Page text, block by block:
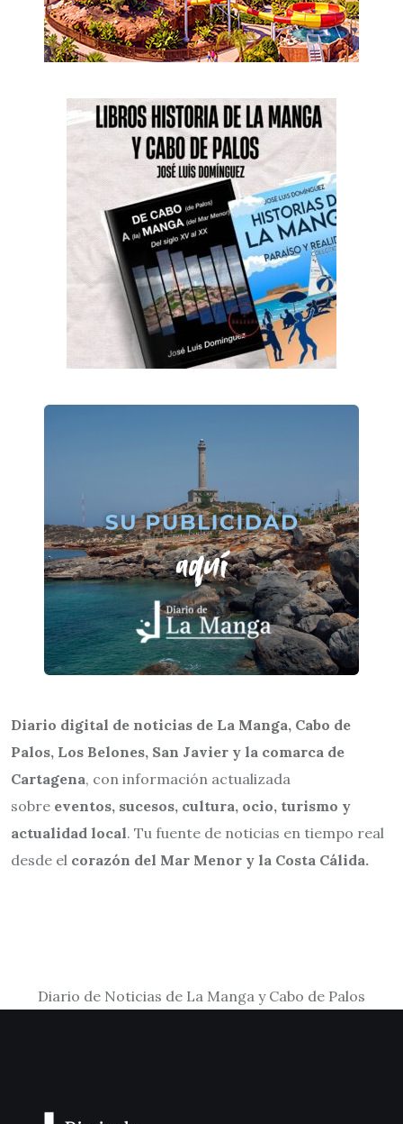
Diario digital de noticias de La Manga, Cabo de
Palos, Los Belones, San Javier y la comarca de
Cartagena, con información actualizada
sobre eventos, sucesos, cultura, ocio, turismo y
actualidad local. Tu fuente de noticias en tiempo real
desde el corazón del Mar Menor y la Costa Cálida.
Diario de Noticias de La Manga y Cabo de Palos